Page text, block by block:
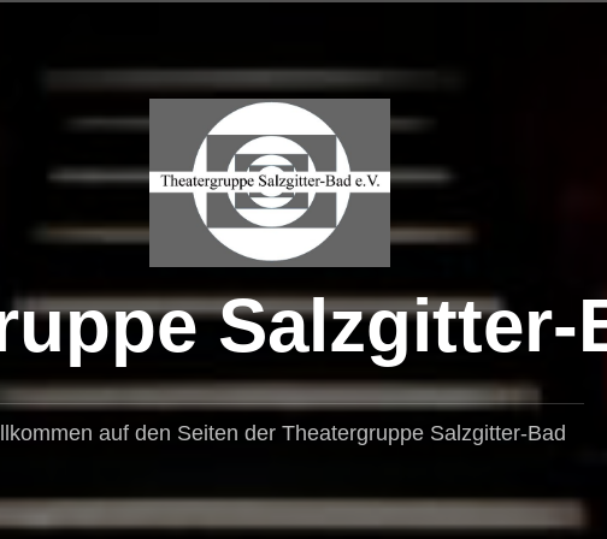
Salzgitter-
auf den Seiten der Theatergruppe Salzgitter-Bad